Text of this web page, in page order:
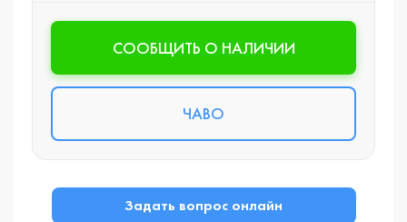
CООБЩИТЬ О НАЛИЧИИ
ЧАВО
Задать вопрос онлайн